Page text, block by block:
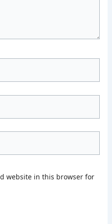
website in this browser for